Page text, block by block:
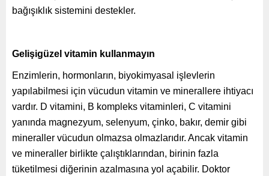
bağışıklık sistemini destekler.
Gelişigüzel vitamin kullanmayın
Enzimlerin, hormonların, biyokimyasal işlevlerin
yapılabilmesi için vücudun vitamin ve minerallere ihtiyacı
vardır. D vitamini, B kompleks vitaminleri, C vitamini
yanında magnezyum, selenyum, çinko, bakır, demir gibi
mineraller vücudun olmazsa olmazlarıdır. Ancak vitamin
ve mineraller birlikte çalıştıklarından, birinin fazla
tüketilmesi diğerinin azalmasına yol açabilir. Doktor